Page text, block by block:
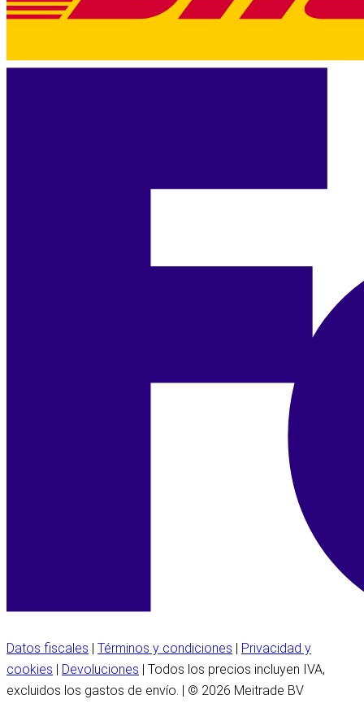
Datos fiscales Términos y condiciones
Privacidad y
cookies
Devoluciones | Todos los precios incluyen IVA,
excluidos los gastos de envío. | © 2026 Meitrade BV